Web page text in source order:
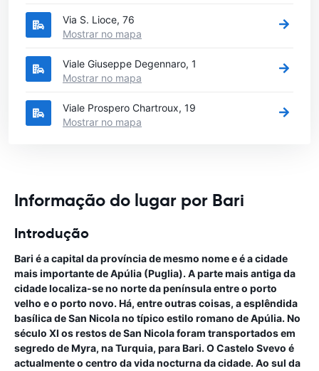
Via S. Lioce, 76
Mostrar no mapa
Viale Giuseppe Degennaro, 1
Mostrar no mapa
Viale Prospero Chartroux, 19
Mostrar no mapa
Informação do lugar por Bari
Introdução
Bari é a capital da província de mesmo nome e é a cidade
mais importante de Apúlia (Puglia). A parte mais antiga da
cidade localiza-se no norte da península entre o porto
velho e o porto novo. Há, entre outras coisas, a esplêndida
basílica de San Nicola no típico estilo romano de Apúlia. No
século XI os restos de San Nicola foram transportados em
segredo de Myra, na Turquia, para Bari. O Castelo Svevo é
actualmente o centro da vida nocturna da cidade. Ao sul da